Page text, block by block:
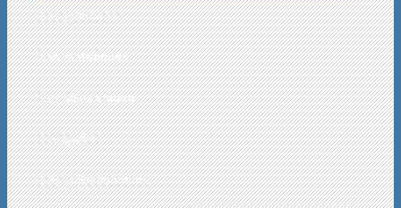
Les palmarès
Les statistiques
Les villes étapes
L’actualité
Les collectionneurs